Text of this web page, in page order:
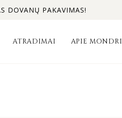
DOVANŲ PAKAVIMAS!
ATRADIMAI APIE MONDRI